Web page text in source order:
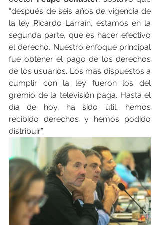
“después de seis años de vigencia de
la ley Ricardo Larraín, estamos en la
segunda parte, que es hacer efectivo
el derecho. Nuestro enfoque principal
fue obtener el pago de los derechos
de los usuarios. Los más dispuestos a
cumplir con la ley fueron los del
gremio de la televisión paga. Hasta el
día de hoy, ha sido útil, hemos
recibido derechos y hemos podido
distribuir”.